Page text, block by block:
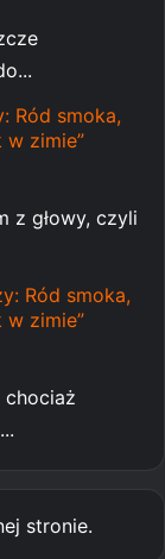
Ród smoka,
w zimie”
z głowy, czyli
Ród smoka,
w zimie”
stronie.